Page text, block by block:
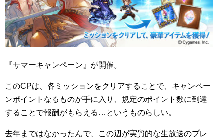
『サマーキャンペーン』が開催。
このCPは、各ミッションをクリアすることで、キャンペー
ンポイントなるものが手に入り、規定のポイント数に到達
することで報酬がもらえる…というものらしい。
去年まではなかったんで、この辺が実質的な生放送のプレ